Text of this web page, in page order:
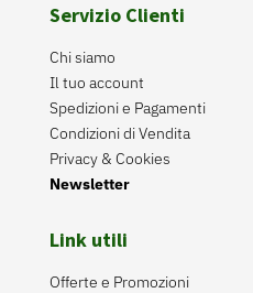
Servizio Clienti
Chi siamo
Il tuo account
Spedizioni e Pagamenti
Condizioni di Vendita
Privacy & Cookies
Newsletter
Link utili
Offerte e Promozioni